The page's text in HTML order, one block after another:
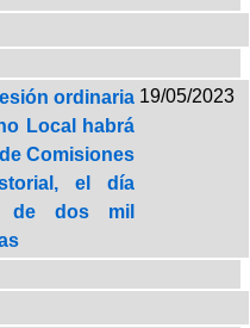
ordinaria
Local habrá
Comisiones
el día
de dos mil
19/05/2023